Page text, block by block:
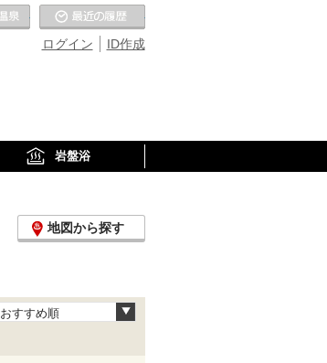
ID作成
ログイン
お気に入りの温泉
岩盤浴
地図から探す
おすすめ順